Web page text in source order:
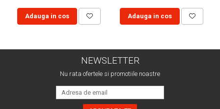
Adauga in cos Adauga in cos
NEWSLETTER
Nu rata ofertele si promotiile noastre